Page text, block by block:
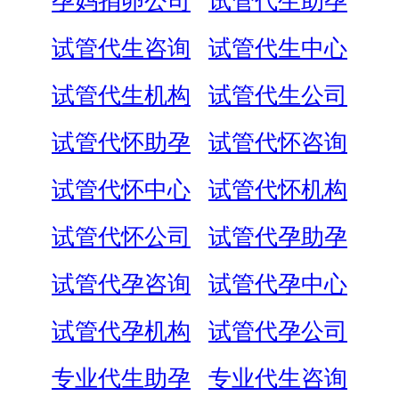
试管代生咨询
试管代生中心
试管代生机构
试管代生公司
试管代怀助孕
试管代怀咨询
试管代怀中心
试管代怀机构
试管代怀公司
试管代孕助孕
试管代孕咨询
试管代孕中心
试管代孕机构
试管代孕公司
专业代生助孕
专业代生咨询